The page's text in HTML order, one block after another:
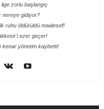
zorlu başlangıç
nereye gidiyor?
ruhu öldürüldü maalesef!
ezer geçer!
kenar yönetim kaybetti!